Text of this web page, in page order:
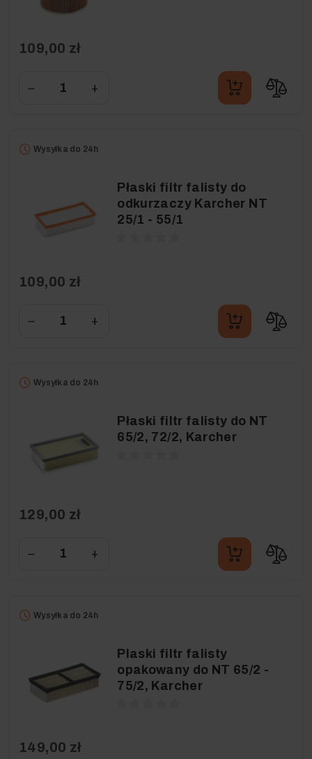
109,00 zł
− +
Wysyłka do 24h
Płaski filtr falisty do
odkurzaczy Karcher NT
25/1 - 55/1
109,00 zł
− +
Wysyłka do 24h
Płaski filtr falisty do NT
65/2, 72/2, Karcher
129,00 zł
− +
Wysyłka do 24h
Plaski filtr falisty
opakowany do NT 65/2 -
75/2, Karcher
149,00 zł